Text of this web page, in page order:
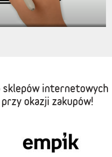
sklepów internetowych
okazji zakupów!